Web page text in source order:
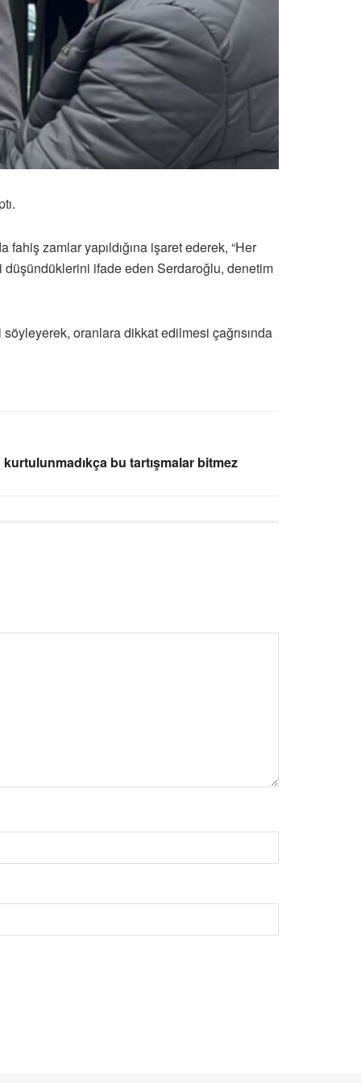
zamlar yapıldığına işaret ederek, “Her
düşündüklerini ifade eden Serdaroğlu, denetim
oranlara dikkat edilmesi çağrısında
bu tartışmalar bitmez